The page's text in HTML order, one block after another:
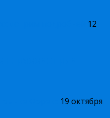
12
19 октября